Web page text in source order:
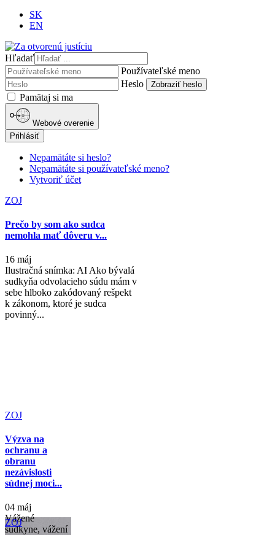
SK
EN
Hľadať
Používateľské meno
Heslo
Zobraziť heslo
Pamätaj si ma
Webové overenie
Prihlásiť
Nepamätáte si heslo?
Nepamätáte si používateľské meno?
Vytvoriť účet
ZOJ
Prečo by som ako sudca
nemohla mať dôveru v...
16 máj
Ilustračná snímka: AI Ako bývalá
sudkyňa odvolacieho súdu mám v
sebe hlboko zakódovaný rešpekt
k zákonom, ktoré je sudca
povinný...
ZOJ
Výzva na
ochranu a
obranu
nezávislosti
súdnej moci...
04 máj
Vážené
sudkyne, vážení
ZOJ